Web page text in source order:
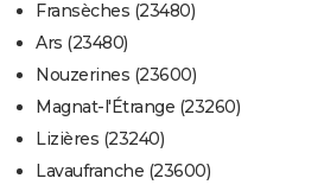
Fransèches (23480)
Ars (23480)
Nouzerines (23600)
Magnat-l'Étrange (23260)
Lizières (23240)
Lavaufranche (23600)